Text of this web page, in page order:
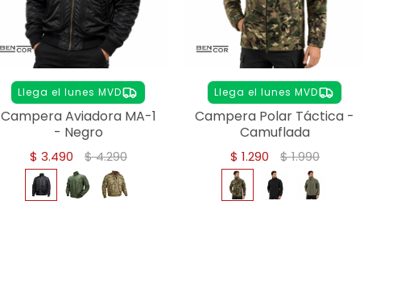
Llega el lunes MVD
Campera Aviadora MA-1
- Negro
$ 3.490 $4.290
Llega el lunes MVD
Campera Polar Táctica -
Camuflada
$ 1.290 $1.990